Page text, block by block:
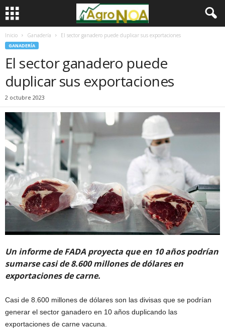
Inicio Ganadería El sector ganadero puede duplicar sus exportaciones
GANADERÍA
El sector ganadero puede
duplicar sus exportaciones
2 octubre 2023
Un informe de FADA proyecta que en 10 años podrían
sumarse casi de 8.600 millones de dólares en
exportaciones de carne.
Casi de 8.600 millones de dólares son las divisas que se podrían
generar el sector ganadero en 10 años duplicando las
exportaciones de carne vacuna.